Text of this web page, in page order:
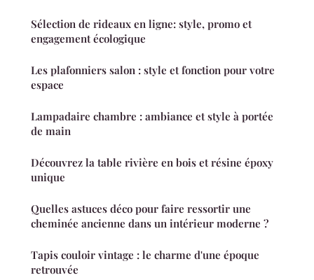
Sélection de rideaux en ligne: style, promo et
engagement écologique
Les plafonniers salon : style et fonction pour votre
espace
Lampadaire chambre : ambiance et style à portée
de main
Découvrez la table rivière en bois et résine époxy
unique
Quelles astuces déco pour faire ressortir une
cheminée ancienne dans un intérieur moderne ?
Tapis couloir vintage : le charme d'une époque
retrouvée